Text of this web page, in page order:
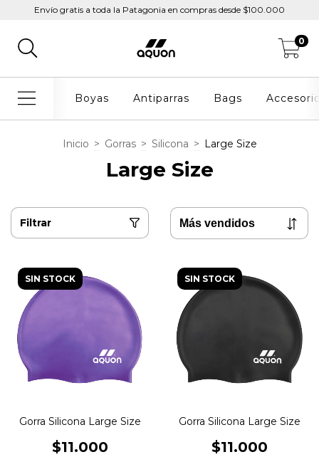
Envío gratis a toda la Patagonia en compras desde $100.000
0
Boyas Antiparras Bags
Inicio > Gorras > Silicona > Large Size
Large Size
Filtrar
SIN STOCK
Gorra Silicona Large Size
$11.000
SIN STOCK
Gorra Silicona Large Size
$11.000